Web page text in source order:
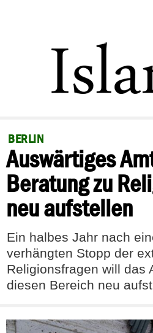
POLITIK
GESELLSCHAFT
RECHT
FEUILLETON
DEBATTE
BERLIN
Auswärtiges
Beratung zu
neu aufstellen
Ein halbes Jahr nach
verhängten Stopp der
Religionsfragen will das
diesen Bereich neu